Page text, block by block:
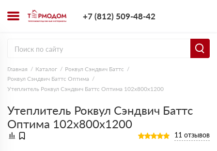
+7 (812) 509-48-42
Главная Каталог
Роквул Сэндвич Баттс
Роквул Сэндвич Баттс Оптима
Утеплитель Роквул Сэндвич Баттс Оптима 102х800х1200
Утеплитель Роквул Сэндвич Баттс
Оптима 102х800х1200
11 отзывов